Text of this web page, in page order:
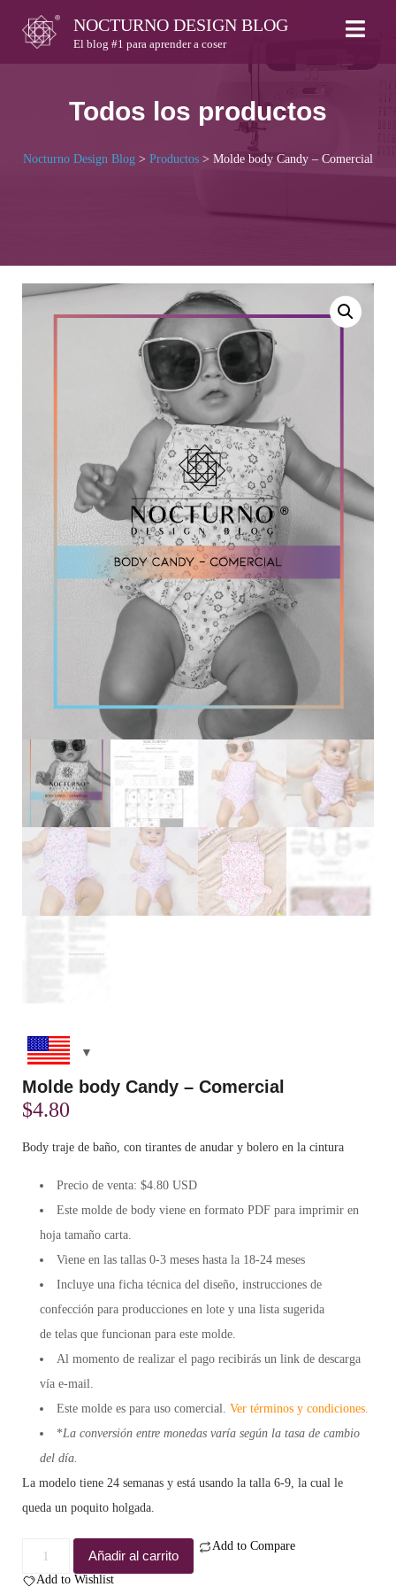
content
NOCTURNO DESIGN BLOG
El blog #1 para aprender a coser
Todos los productos
Nocturno Design Blog > Productos > Molde body Candy – Comercial
Molde body Candy – Comercial
$4.80
Body traje de baño, con tirantes de anudar y bolero en la cintura
Precio de venta: $4.80 USD
Este molde de body viene en formato PDF para imprimir en
hoja tamaño carta.
Viene en las tallas 0-3 meses hasta la 18-24 meses
Incluye una ficha técnica del diseño, instrucciones de
confección para producciones en lote y una lista sugerida
de telas que funcionan para este molde.
Al momento de realizar el pago recibirás un link de descarga
vía e-mail.
Este molde es para uso comercial. Ver términos y condiciones.
*La conversión entre monedas varía según la tasa de cambio
del día.
La modelo tiene 24 semanas y está usando la talla 6-9, la cual le
queda un poquito holgada.
Molde
body
Añadir al carrito
Add to Compare
Add to Wishlist